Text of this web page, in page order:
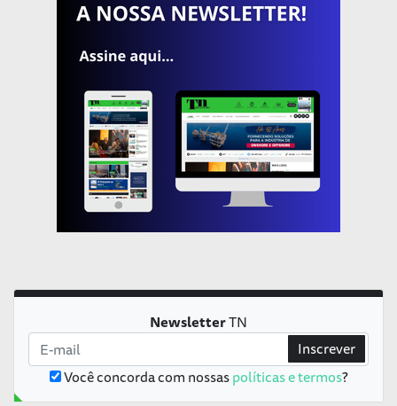
NewsletterTN
Você concorda com nossaspolíticas e termos?
Inscrever